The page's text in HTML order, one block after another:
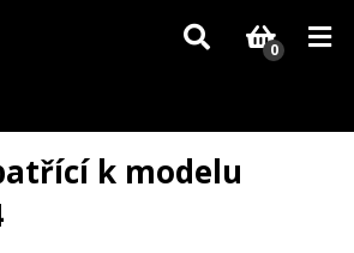
se může dodání dílů, které nejsou skladem,
Děkujeme za pochopení.
0
k modelu